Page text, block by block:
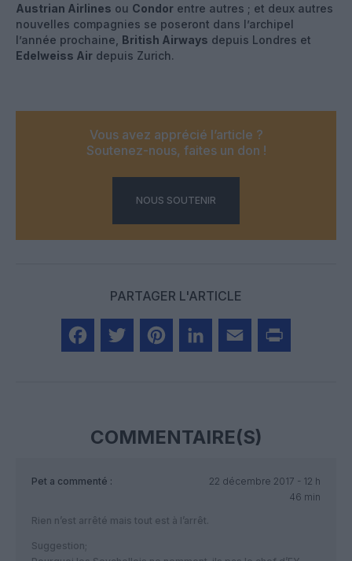
Austrian Airlines ou Condor entre autres ; et deux autres
nouvelles compagnies se poseront dans l’archipel
l’année prochaine, British Airways depuis Londres et
Edelweiss Air depuis Zurich.
Vous avez apprécié l’article ?
Soutenez-nous, faites un don !
NOUS SOUTENIR
PARTAGER L'ARTICLE
COMMENTAIRE(S)
Pet a commenté :
22 décembre 2017 - 12 h
46 min
Rien n’est arrêté mais tout est à l’arrêt.
Suggestion;